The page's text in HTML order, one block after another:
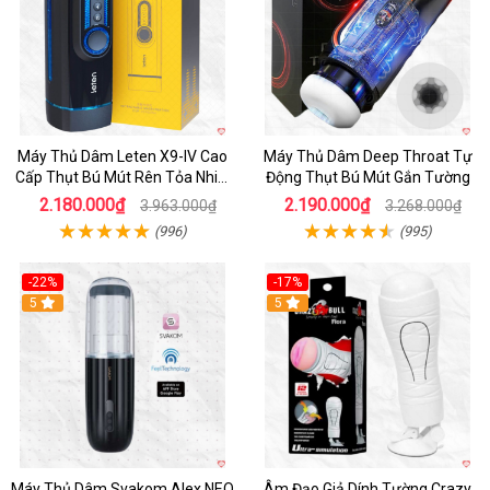
Máy Thủ Dâm Leten X9-IV Cao
Cấp Thụt Bú Mút Rên Tỏa Nhiệt
Sạc Pin
2.180.000₫ 3.963.000₫
(996)
Máy Thủ Dâm Deep Throat Tự
Động Thụt Bú Mút Gắn Tường
2.190.000₫ 3.268.000₫
(995)
-22%
5
-17%
5